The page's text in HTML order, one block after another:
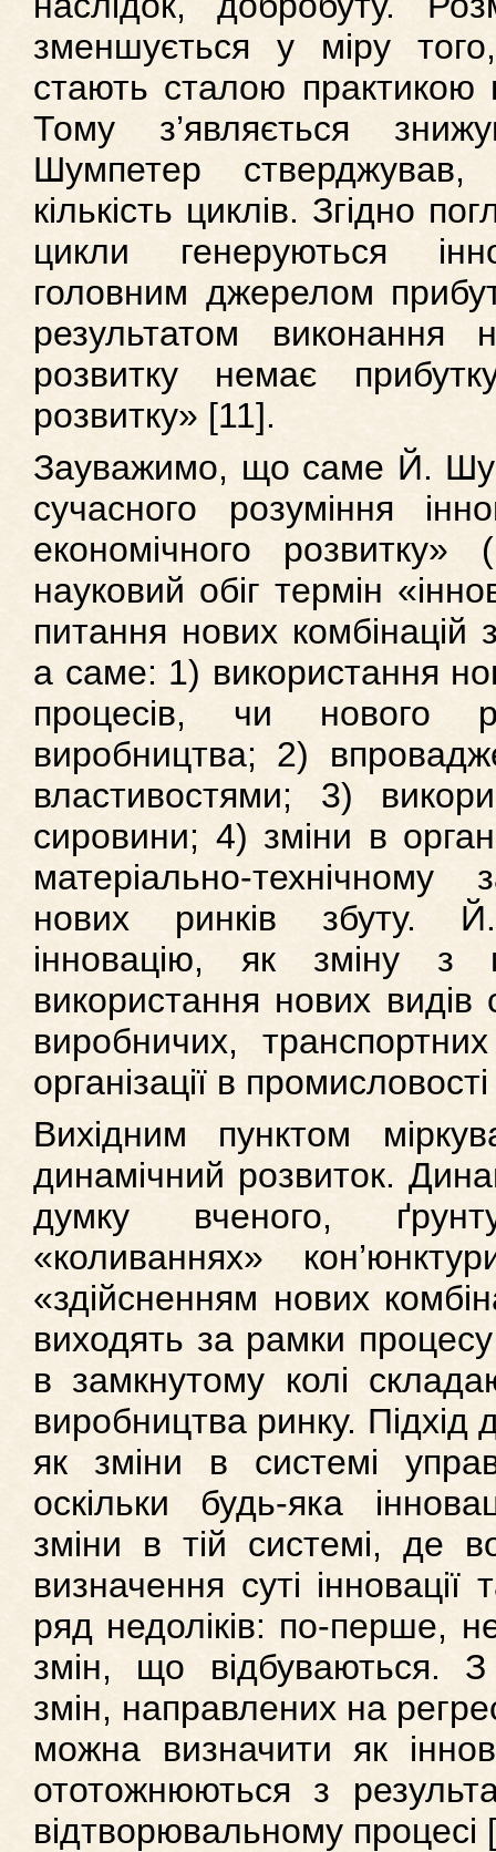
зменшується у міру
стають сталою практикою
Тому з’являється
Шумпетер
кількість циклів. Згідно
цикли генеруються
головним джерелом
результатом виконання
розвитку немає
розвитку» [11].
Зауважимо, що саме Й.
сучасного розуміння
економiчного
науковий обiг термiн
питання нових комбiнацiй
а саме: 1) використання
процесiв, чи нового
виробництва; 2)
властивостями; 3)
сировини; 4) змiни в
матерiально-
нових ринкiв збуту.
інновацію, як змiну з
використання нових видiв
виробничих,
органiзацiї в
Вихідним пунктом
динамічний розвиток.
думку вченого,
«коливаннях»
«здійсненням нових
виходять за рамки
в замкнутому колі
виробництва ринку. Підхід
як зміни в системі
оскільки будь-яка
зміни в тій системі, де
визначення суті
ряд недоліків: по-перше,
змін, що відбуваються.
змін, направлених на
можна визначити як
ототожнюються з
відтворювальному процесі